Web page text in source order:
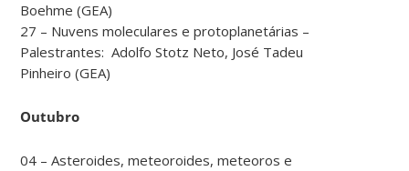
Boehme (GEA)
27 – Nuvens moleculares e protoplanetárias –
Palestrantes: Adolfo Stotz Neto, José Tadeu
Pinheiro (GEA)
Outubro
04 – Asteroides, meteoroides, meteoros e